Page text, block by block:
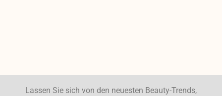
Lassen Sie sich von den neuesten Beauty-Trends,